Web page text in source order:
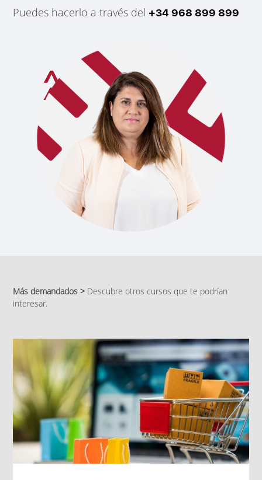
Puedes hacerlo a través del +34 968 899 899
Más demandados > Descubre otros cursos que te podrían
interesar.